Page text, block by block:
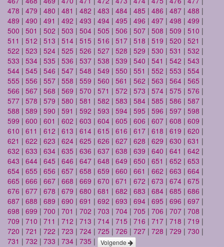
478 | 479 | 480 | 481 | 482 | 483 | 484 | 485 | 486 | 487 | 488 |
489 | 490 | 491 | 492 | 493 | 494 | 495 | 496 | 497 | 498 | 499 |
500 | 501 | 502 | 503 | 504 | 505 | 506 | 507 | 508 | 509 | 510 |
511 | 512 | 513 | 514 | 515 | 516 | 517 | 518 | 519 | 520 | 521 |
522 | 523 | 524 | 525 | 526 | 527 | 528 | 529 | 530 | 531 | 532 |
533 | 534 | 535 | 536 | 537 | 538 | 539 | 540 | 541 | 542 | 543 |
544 | 545 | 546 | 547 | 548 | 549 | 550 | 551 | 552 | 553 | 554 |
555 | 556 | 557 | 558 | 559 | 560 | 561 | 562 | 563 | 564 | 565 |
566 | 567 | 568 | 569 | 570 | 571 | 572 | 573 | 574 | 575 | 576 |
577 | 578 | 579 | 580 | 581 | 582 | 583 | 584 | 585 | 586 | 587 |
588 | 589 | 590 | 591 | 592 | 593 | 594 | 595 | 596 | 597 | 598 |
599 | 600 | 601 | 602 | 603 | 604 | 605 | 606 | 607 | 608 | 609 |
610 | 611 | 612 | 613 | 614 | 615 | 616 | 617 | 618 | 619 | 620 |
621 | 622 | 623 | 624 | 625 | 626 | 627 | 628 | 629 | 630 | 631 |
632 | 633 | 634 | 635 | 636 | 637 | 638 | 639 | 640 | 641 | 642 |
643 | 644 | 645 | 646 | 647 | 648 | 649 | 650 | 651 | 652 | 653 |
654 | 655 | 656 | 657 | 658 | 659 | 660 | 661 | 662 | 663 | 664 |
665 | 666 | 667 | 668 | 669 | 670 | 671 | 672 | 673 | 674 | 675 |
676 | 677 | 678 | 679 | 680 | 681 | 682 | 683 | 684 | 685 | 686 |
687 | 688 | 689 | 690 | 691 | 692 | 693 | 694 | 695 | 696 | 697 |
698 | 699 | 700 | 701 | 702 | 703 | 704 | 705 | 706 | 707 | 708 |
709 | 710 | 711 | 712 | 713 | 714 | 715 | 716 | 717 | 718 | 719 |
720 | 721 | 722 | 723 | 724 | 725 | 726 | 727 | 728 | 729 | 730 |
731 | 732 | 733 | 734 | 735 | Volgende